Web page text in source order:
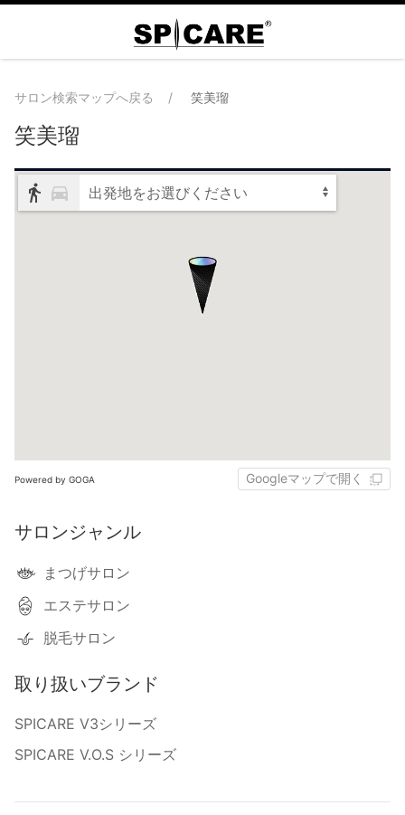
サロン検索マップへ戻る 笑美瑠
笑美瑠
出発地をお選びください
Powered by GOGA Googleマップで開く
サロンジャンル
まつげサロン
エステサロン
脱毛サロン
取り扱いブランド
SPICARE V3シリーズ
SPICARE V.O.S シリーズ